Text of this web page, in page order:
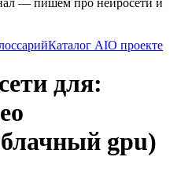
— пишем про нейросети и
Каталог AIО проекте
для:
gpu)